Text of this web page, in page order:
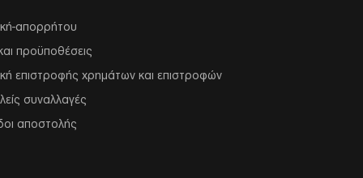
απορρήτου
προϋποθέσεις
επιστροφής χρημάτων και επιστροφών
συναλλαγές
αποστολής